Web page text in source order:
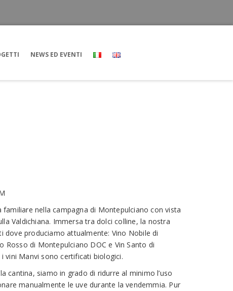
NEWS ED EVENTI
familiare nella campagna di Montepulciano con vista
Valdichiana. Immersa tra dolci colline, la nostra
dove produciamo attualmente: Vino Nobile di
Rosso di Montepulciano DOC e Vin Santo di
vini Manvi sono certificati biologici.
cantina, siamo in grado di ridurre al minimo l’uso
manualmente le uve durante la vendemmia. Pur